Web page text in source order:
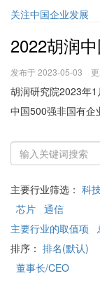
关注中国企业发展
2022胡润
发布于 2023-05-03
胡润研究院2023年
中国500强非国有企
主要行业筛选： 科
芯片 通信
主要行业的取值项
排序： 排名(默认)
董事长/CEO